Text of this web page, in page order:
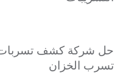
حل شركة كشف تسربات
تسرب الخزان